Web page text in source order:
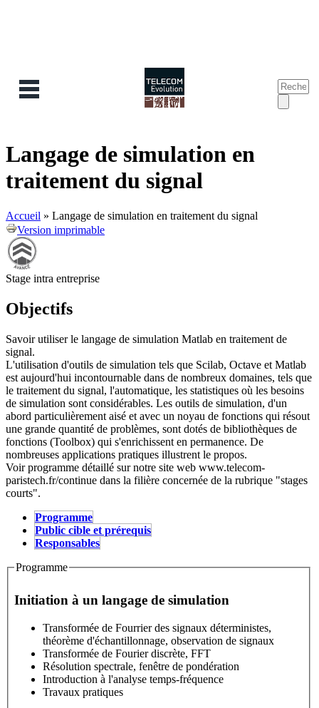
de
Langage de simulation en
traitement du signal
Accueil » Langage de simulation en traitement du signal
Version imprimable
Stage intra entreprise
Objectifs
Savoir utiliser le langage de simulation Matlab en traitement de
signal.
L'utilisation d'outils de simulation tels que Scilab, Octave et Matlab
est aujourd'hui incontournable dans de nombreux domaines, tels que
le traitement du signal, l'automatique, les statistiques où les besoins
de simulation sont considérables. Les outils de simulation, d'un
abord particulièrement aisé et avec un noyau de fonctions qui résout
une grande quantité de problèmes, sont dotés de bibliothèques de
fonctions (Toolbox) qui s'enrichissent en permanence. De
nombreuses applications pratiques illustrent le propos.
Voir programme détaillé sur notre site web www.telecom-
paristech.fr/continue dans la filière concernée de la rubrique "stages
courts".
Stage
Programme
Public cible et prérequis
Responsables
Programme
Initiation à un langage de simulation
Transformée de Fourrier des signaux déterministes,
théorème d'échantillonnage, observation de signaux
Transformée de Fourier discrète, FFT
Résolution spectrale, fenêtre de pondération
Introduction à l'analyse temps-fréquence
Travaux pratiques